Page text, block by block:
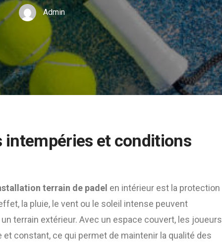
Admin
intempéries et conditions
terrain de padel en intérieur est la protection
la pluie, le vent ou le soleil intense peuvent
terrain extérieur. Avec un espace couvert, les joueurs
constant, ce qui permet de maintenir la qualité des